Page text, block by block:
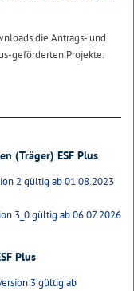
die Antrags- und
geförderten Projekte.
(Träger) ESF Plus
2 gültig ab 01.08.2023
3_0 gültig ab 06.07.2026
Plus
3 gültig ab